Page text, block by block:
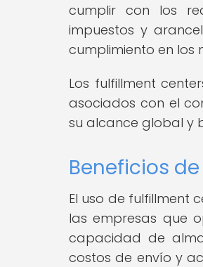
cumplir con los
impuestos y
cumplimiento en los
Los fulfillment
asociados con el
su alcance global y
Beneficios
El uso de fulfillment
las empresas que
capacidad de
costos de envío y